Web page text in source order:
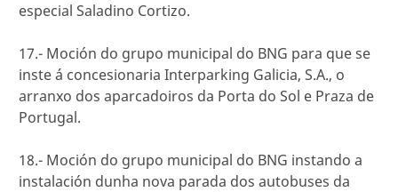
especial Saladino Cortizo.
17.- Moción do grupo municipal do BNG para que se
inste á concesionaria Interparking Galicia, S.A., o
arranxo dos aparcadoiros da Porta do Sol e Praza de
Portugal.
18.- Moción do grupo municipal do BNG instando a
instalación dunha nova parada dos autobuses da